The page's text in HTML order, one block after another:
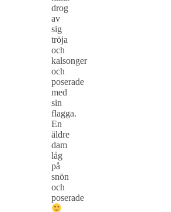
drog
av
sig
tröja
och
kalsonger
och
poserade
med
sin
flagga.
En
äldre
dam
låg
på
snön
och
poserade